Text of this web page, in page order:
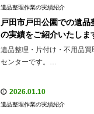
遺品整理作業の実績紹介
戸田市戸田公園での遺品
の実績をご紹介いたしま
遺品整理・片付け・不用品買
センターです。…
2026.01.10
遺品整理作業の実績紹介